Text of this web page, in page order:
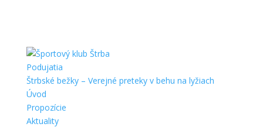
Podujatia
Štrbské bežky – Verejné preteky v behu na lyžiach
Úvod
Propozície
Aktuality